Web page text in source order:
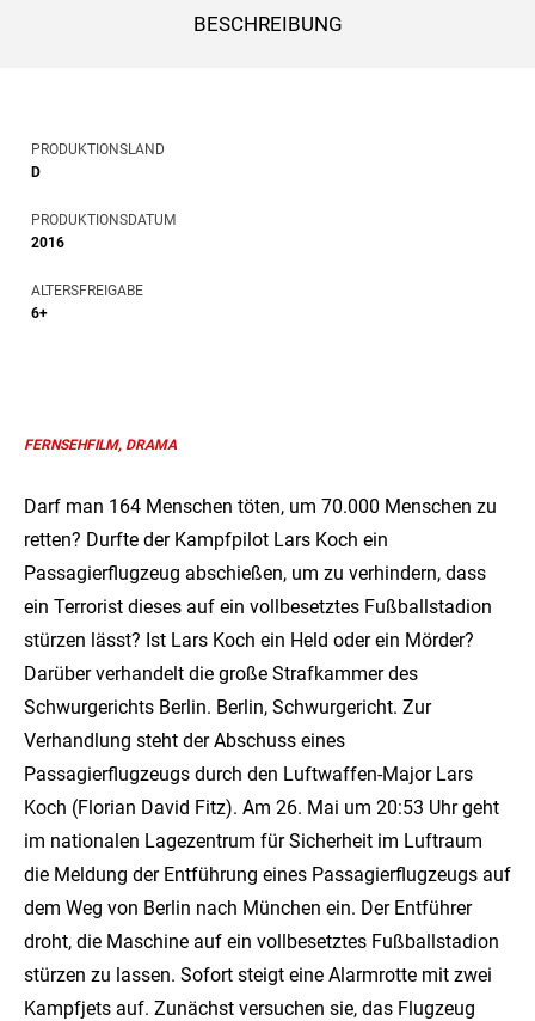
BESCHREIBUNG
PRODUKTIONSLAND
D
PRODUKTIONSDATUM
2016
ALTERSFREIGABE
6+
FERNSEHFILM, DRAMA
Darf man 164 Menschen töten, um 70.000 Menschen zu
retten? Durfte der Kampfpilot Lars Koch ein
Passagierflugzeug abschießen, um zu verhindern, dass
ein Terrorist dieses auf ein vollbesetztes Fußballstadion
stürzen lässt? Ist Lars Koch ein Held oder ein Mörder?
Darüber verhandelt die große Strafkammer des
Schwurgerichts Berlin. Berlin, Schwurgericht. Zur
Verhandlung steht der Abschuss eines
Passagierflugzeugs durch den Luftwaffen-Major Lars
Koch (Florian David Fitz). Am 26. Mai um 20:53 Uhr geht
im nationalen Lagezentrum für Sicherheit im Luftraum
die Meldung der Entführung eines Passagierflugzeugs auf
dem Weg von Berlin nach München ein. Der Entführer
droht, die Maschine auf ein vollbesetztes Fußballstadion
stürzen zu lassen. Sofort steigt eine Alarmrotte mit zwei
Kampfjets auf. Zunächst versuchen sie, das Flugzeug